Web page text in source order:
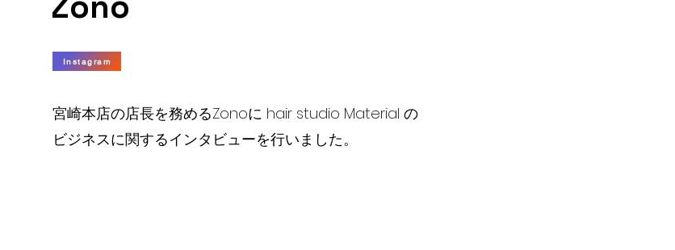
Instagram
​宮崎本店の店長を務めるZonoに hair studio Material の
​ビジネスに関するインタビューを行いました。